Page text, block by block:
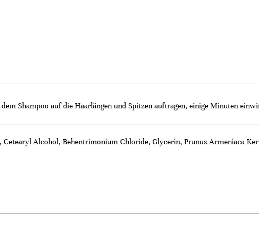
Shampoo auf die Haarlängen und Spitzen auftragen, einige Minuten
Cetearyl Alcohol, Behentrimonium Chloride, Glycerin, Prunus Armeniaca